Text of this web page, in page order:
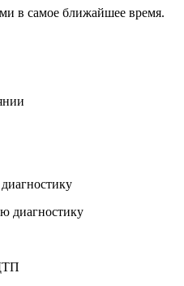
в самое ближайшее время.
диагностику